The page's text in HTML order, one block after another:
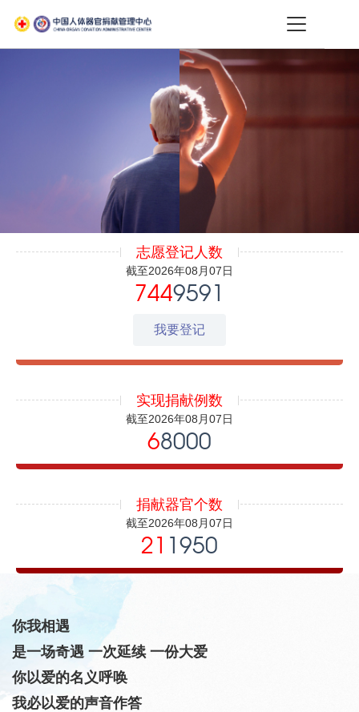
志愿登记人数
截至2026年08月07日
7449591
我要登记
实现捐献例数
截至2026年08月07日
68000
捐献器官个数
截至2026年08月07日
21 1950
你我相遇
是一场奇遇 一次延续 一份大爱
你以爱的名义呼唤
我必以爱的声音作答